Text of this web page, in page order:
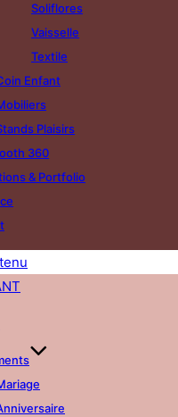
Soliflores
Vaisselle
Textile
Enfant
Plaisirs
360
& Portfolio